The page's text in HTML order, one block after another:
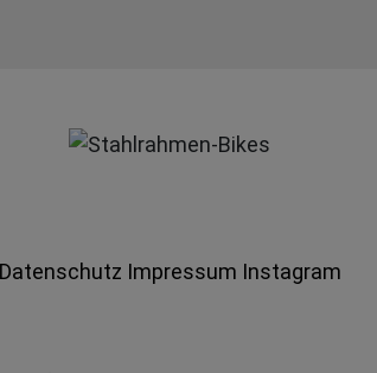
Datenschutz Impressum Instagram